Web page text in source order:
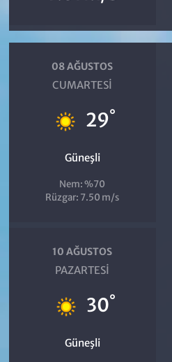
08 AĞUSTOS
CUMARTESI
29°
Güneşli
Nem: %70
Rüzgar: 7.50 m/s
10 AĞUSTOS
PAZARTESI
30°
Güneşli